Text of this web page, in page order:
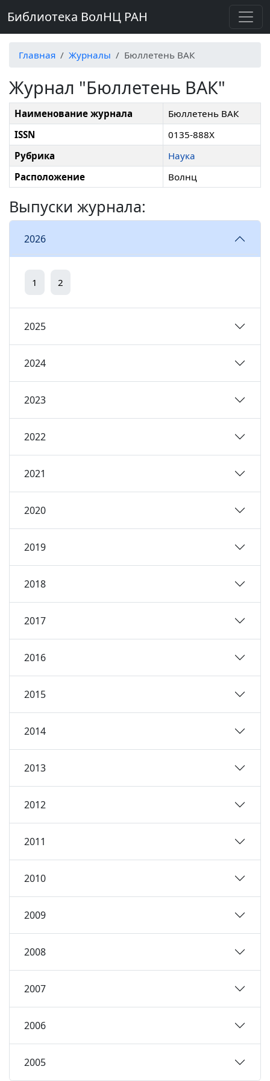
Библиотека ВолНЦ РАН
Главная Журналы Бюллетень ВАК
Журнал "Бюллетень ВАК"
Наименование журнала
Бюллетень ВАК
ISSN
0135-888Х
Рубрика
Наука
Расположение
Волнц
Выпуски журнала:
2026
1 2
2025
2024
2023
2022
2021
2020
2019
2018
2017
2016
2015
2014
2013
2012
2011
2010
2009
2008
2007
2006
2005